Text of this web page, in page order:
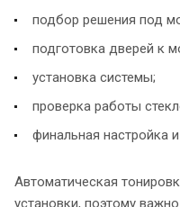
подбор решения под
подготовка дверей к
установка системы;
проверка работы
финальная настройка
Автоматическая
установки, поэтому